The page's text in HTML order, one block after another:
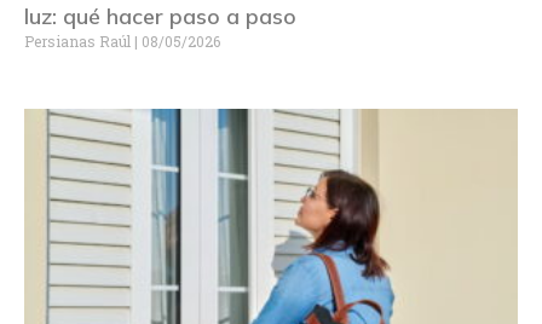
luz: qué hacer paso a paso
Persianas Raúl 08/05/2026